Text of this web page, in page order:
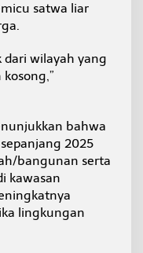
satwa liar
dari wilayah yang
bahwa
2025
bangunan serta
kawasan
lingkungan